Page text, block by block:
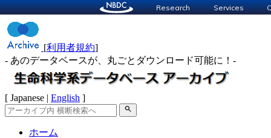
Research Services
[利用者規約]
- あのデータベースが、丸ごとダウンロード可能に！-
[ Japanese | English ]
search
ホーム